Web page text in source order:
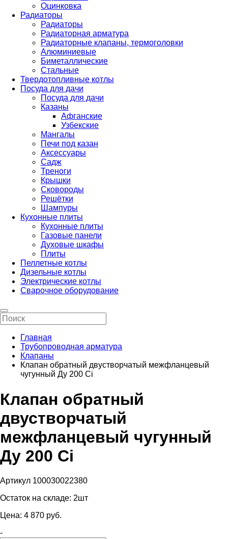
Оцинковка
Радиаторы
Радиаторы
Радиаторная арматура
Радиаторные клапаны, термоголовки
Алюминиевые
Биметаллические
Стальные
Твердотопливные котлы
Посуда для дачи
Посуда для дачи
Казаны
Афганские
Узбекские
Мангалы
Печи под казан
Аксессуары
Садж
Треноги
Крышки
Сковороды
Решётки
Шампуры
Кухонные плиты
Кухонные плиты
Газовые панели
Духовые шкафы
Плиты
Пеллетные котлы
Дизельные котлы
Электрические котлы
Сварочное оборудование
Главная
Трубопроводная арматура
Клапаны
Клапан обратный двустворчатый межфланцевый
чугунный Ду 200 Ci
Клапан обратный
двустворчатый
межфланцевый чугунный
Ду 200 Ci
Артикул 100030022380
Остаток на складе: 2шт
Цена: 4 870 pуб.
-